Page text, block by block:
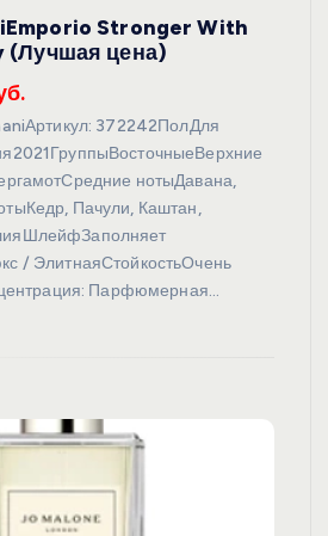
Stronger With
(Лучшая цена)
372242ПолДля
нотыДавана,
Пачули, Каштан,
/ ЭлитнаяСтойкостьОчень
Парфюмерная…